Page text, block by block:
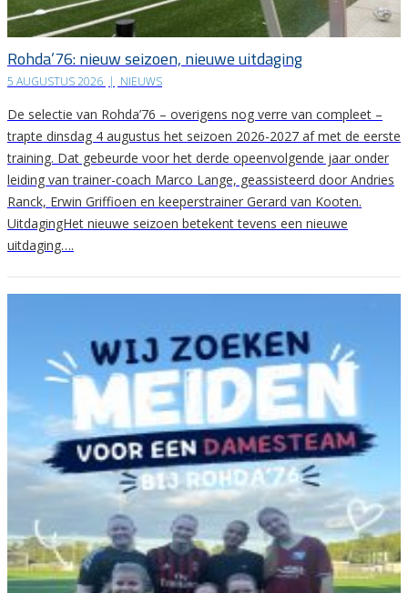
Rohda’76: nieuw seizoen, nieuwe uitdaging
5 AUGUSTUS 2026 | NIEUWS
De selectie van Rohda’76 – overigens nog verre van compleet –
trapte dinsdag 4 augustus het seizoen 2026-2027 af met de eerste
training. Dat gebeurde voor het derde opeenvolgende jaar onder
leiding van trainer-coach Marco Lange, geassisteerd door Andries
Ranck, Erwin Griffioen en keeperstrainer Gerard van Kooten.
UitdagingHet nieuwe seizoen betekent tevens een nieuwe
uitdaging….